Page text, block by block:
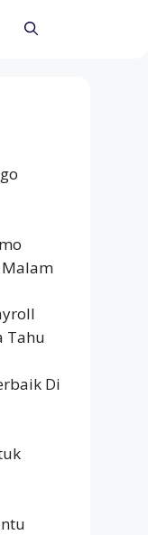
Malam
Tahu
Di